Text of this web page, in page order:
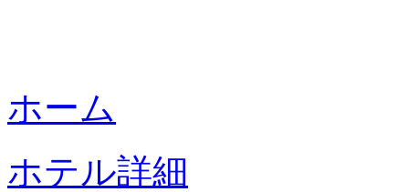
ホーム
ホテル詳細